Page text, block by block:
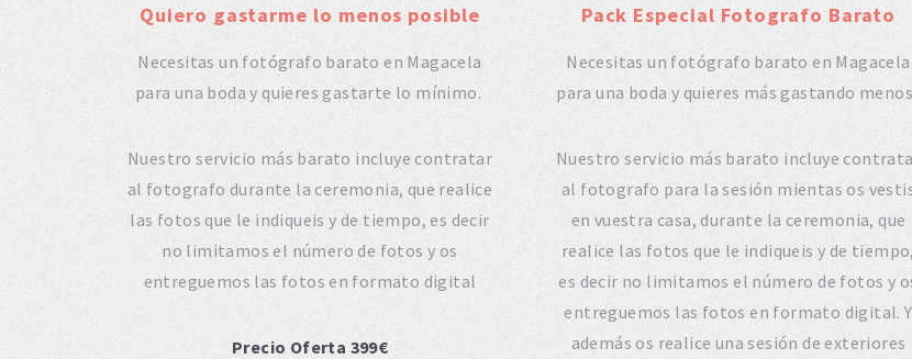
Quiero gastarme lo menos posible
Necesitas un fotógrafo barato en Magacela
para una boda y quieres gastarte lo mínimo.
Nuestro servicio más barato incluye contratar
al fotografo durante la ceremonia, que realice
las fotos que le indiqueis y de tiempo, es decir
no limitamos el número de fotos y os
entreguemos las fotos en formato digital
Precio Oferta 399€
Pack Especial Fotografo Barato
Necesitas un fotógrafo barato en Magacela
para una boda y quieres más gastando
Nuestro servicio más barato incluye
al fotografo para la sesión mientas os
en vuestra casa, durante la ceremonia, que
realice las fotos que le indiqueis y de tiempo,
es decir no limitamos el número de fotos y
entreguemos las fotos en formato digital. Y
además os realice una sesión de exteriores